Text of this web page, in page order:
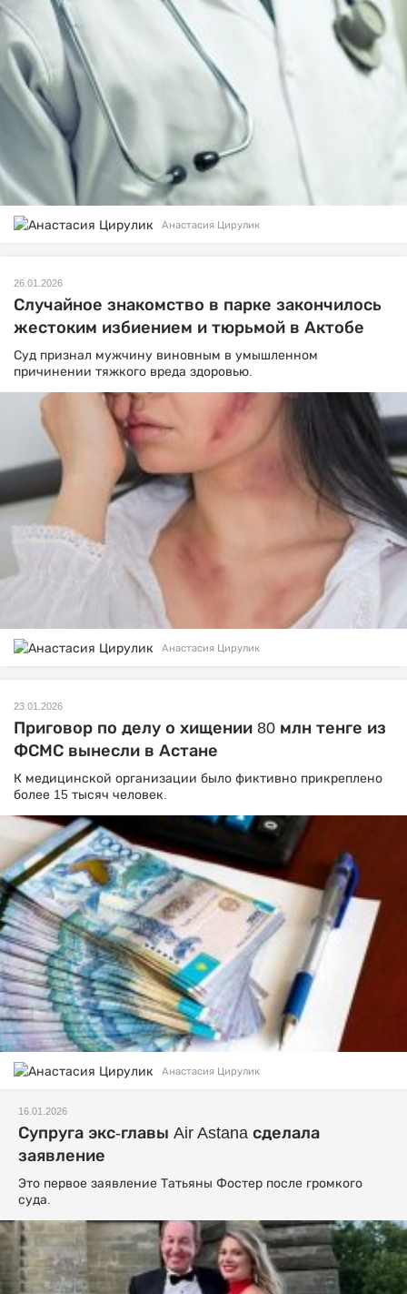
Анастасия Цирулик
26.01.2026
Случайное знакомство в парке закончилось
жестоким избиением и тюрьмой в Актобе
Суд признал мужчину виновным в умышленном
причинении тяжкого вреда здоровью.
Анастасия Цирулик
23.01.2026
Приговор по делу о хищении 80 млн тенге из
ФСМС вынесли в Астане
К медицинской организации было фиктивно прикреплено
более 15 тысяч человек.
Анастасия Цирулик
16.01.2026
Супруга экс-главы Air Astana сделала
заявление
Это первое заявление Татьяны Фостер после громкого
суда.